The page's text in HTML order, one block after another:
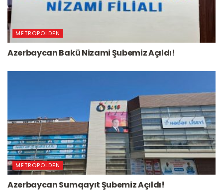
METROPOLDEN
Azerbaycan Bakü Nizami Şubemiz Açıldı!
METROPOLDEN
Azerbaycan Sumqayıt Şubemiz Açıldı!